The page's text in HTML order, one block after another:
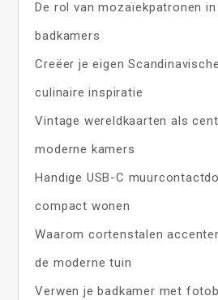
De rol van mozaïekpatronen
badkamers
Creëer je eigen
culinaire inspiratie
Vintage wereldkaarten als
moderne kamers
Handige USB-C
compact wonen
Waarom cortenstalen
de moderne tuin
Verwen je badkamer met